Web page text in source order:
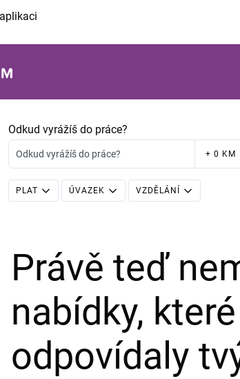
Odkud vyrážíš do práce?
Odkud vyrážíš do práce? + 0 KM
PLAT ÚVAZEK VZDĚLÁNÍ
Právě teď
nabídky,
odpovídaly